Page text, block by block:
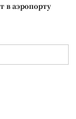
в аэропорту